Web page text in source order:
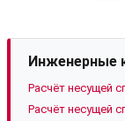
Инженерные
Расчёт несущей
Расчёт несущей